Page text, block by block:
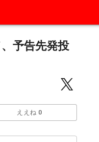
予告先発投
ええね 0